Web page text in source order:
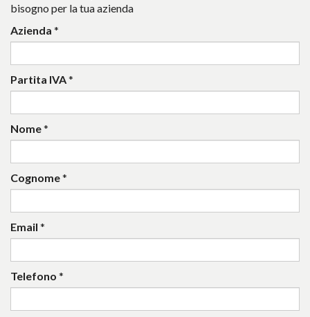
bisogno per la tua azienda
Azienda *
Partita IVA*
Nome*
Cognome*
Email *
Telefono *